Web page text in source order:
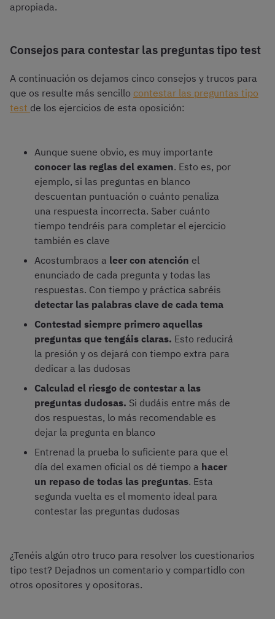
apropiada.
Consejos para contestar las preguntas tipo test
A continuación os dejamos cinco consejos y trucos para
que os resulte más sencillo contestar las preguntas tipo
test de los ejercicios de esta oposición:
Aunque suene obvio, es muy importante
conocer las reglas del examen. Esto es, por
ejemplo, si las preguntas en blanco
descuentan puntuación o cuánto penaliza
una respuesta incorrecta. Saber cuánto
tiempo tendréis para completar el ejercicio
también es clave
Acostumbraos a leer con atención el
enunciado de cada pregunta y todas las
respuestas. Con tiempo y práctica sabréis
detectar las palabras clave de cada tema
Contestad siempre primero aquellas
preguntas que tengáis claras. Esto reducirá
la presión y os dejará con tiempo extra para
dedicar a las dudosas
Calculad el riesgo de contestar a las
preguntas dudosas. Si dudáis entre más de
dos respuestas, lo más recomendable es
dejar la pregunta en blanco
Entrenad la prueba lo suficiente para que el
día del examen oficial os dé tiempo a hacer
un repaso de todas las preguntas. Esta
segunda vuelta es el momento ideal para
contestar las preguntas dudosas
¿Tenéis algún otro truco para resolver los cuestionarios
tipo test? Dejadnos un comentario y compartidlo con
otros opositores y opositoras.